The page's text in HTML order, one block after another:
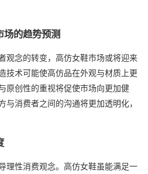
场的趋势预测
观念的转变，高仿女鞋市场或将迎来
技术可能使高仿品在外观与材质上更
原创性的重视将促使市场向更加健
与消费者之间的沟通将更加透明化，
理性消费观念。高仿女鞋虽能满足一